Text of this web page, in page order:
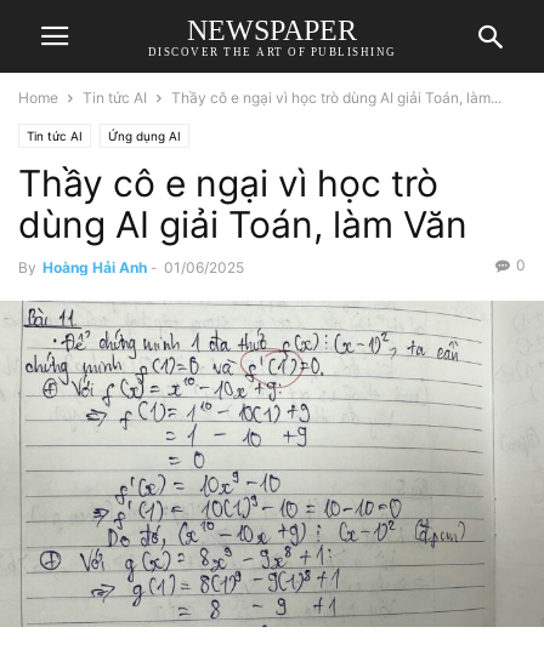
NEWSPAPER
DISCOVER THE ART OF PUBLISHING
Home Tin tức AI Thầy cô e ngại vì học trò dùng AI giải Toán, làm...
Tin tức AI Ứng dụng AI
Thầy cô e ngại vì học trò
dùng AI giải Toán, làm Văn
By Hoàng Hải Anh - 01/06/2025 0